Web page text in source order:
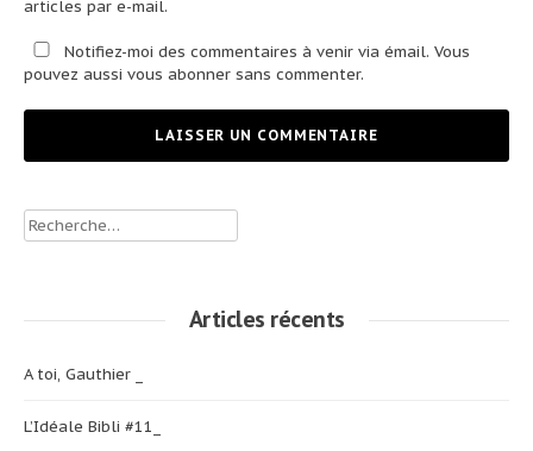
articles par e-mail.
Notifiez-moi des commentaires à venir via émail. Vous
pouvez aussi vous abonner sans commenter.
Rechercher :
Articles récents
A toi, Gauthier _
L’Idéale Bibli #11_